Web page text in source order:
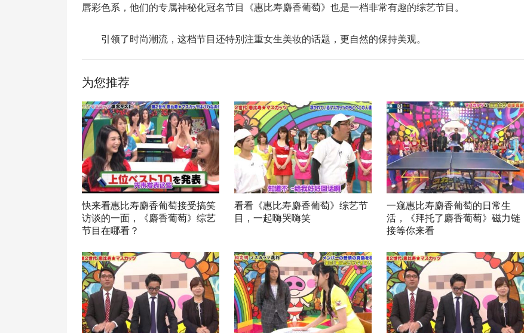
唇彩色系，他们的专属神秘化冠名节目《惠比寿麝香葡萄》也是一档非常有趣的综艺节目。
引领了时尚潮流，这档节目还特别注重女生美妆的话题，更自然的保持美观。
为您推荐
快来看惠比寿麝香葡萄接受搞笑
访谈的一面，《麝香葡萄》综艺
节目在哪看？
看看《惠比寿麝香葡萄》综艺节
目，一起嗨哭嗨笑
一窥惠比寿麝香葡萄的日常生
活，《拜托了麝香葡萄》磁力链
接等你来看